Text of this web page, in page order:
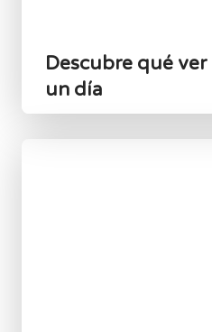
Descubre qué ver
un día